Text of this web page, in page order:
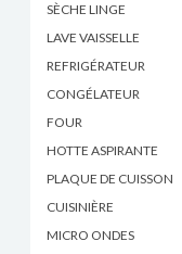
SÈCHE LINGE
LAVE VAISSELLE
REFRIGÉRATEUR
CONGÉLATEUR
FOUR
HOTTE ASPIRANTE
PLAQUE DE CUISSON
CUISINIÈRE
MICRO ONDES